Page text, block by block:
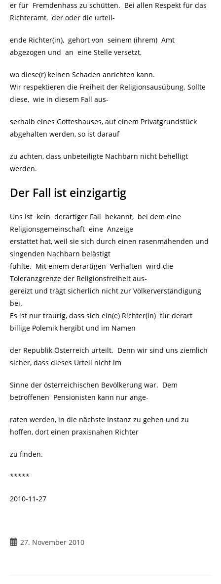
er für Fremdenhass zu schütten. Bei allen Respekt für das
Richteramt, der oder die urteil-
ende Richter(in), gehört von seinem (ihrem) Amt
abgezogen und an eine Stelle versetzt,
wo diese(r) keinen Schaden anrichten kann.
Wir respektieren die Freiheit der Religionsausübung. Sollte
diese, wie in diesem Fall aus-
serhalb eines Gotteshauses, auf einem Privatgrundstück
abgehalten werden, so ist darauf
zu achten, dass unbeteiligte Nachbarn nicht behelligt
werden.
Der Fall ist einzigartig
Uns ist kein derartiger Fall bekannt, bei dem eine
Religionsgemeinschaft eine Anzeige
erstattet hat, weil sie sich durch einen rasenmähenden und
singenden Nachbarn belästigt
fühlte. Mit einem derartigen Verhalten wird die
Toleranzgrenze der Religionsfreiheit aus-
gereizt und trägt sicherlich nicht zur Völkerverständigung
bei.
Es ist nur traurig, dass sich ein(e) Richter(in) für derart
billige Polemik hergibt und im Namen
der Republik Österreich urteilt. Denn wir sind uns ziemlich
sicher, dass dieses Urteil nicht im
Sinne der österreichischen Bevölkerung war. Dem
betroffenen Pensionisten kann nur ange-
raten werden, in die nächste Instanz zu gehen und zu
hoffen, dort einen praxisnahen Richter
zu finden.
*****
2010-11-27
Beitrag
27. November 2010